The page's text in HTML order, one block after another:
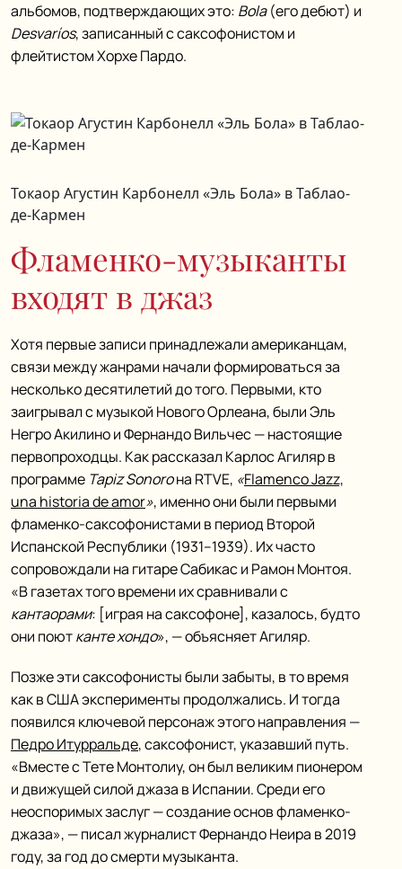
альбомов, подтверждающих это: Bola(его дебют) и
Desvaríos, записанный с саксофонистом и
флейтистом Хорхе Пардо.
Токаор Агустин Карбонелл «Эль Бола» в Таблао-
де-Кармен
Фламенко-музыканты
входят в джаз
Хотя первые записи принадлежали американцам,
связи между жанрами начали формироваться за
несколько десятилетий до того. Первыми, кто
заигрывал с музыкой Нового Орлеана, были Эль
Негро Акилино и Фернандо Вильчес — настоящие
первопроходцы. Как рассказал Карлос Агиляр в
программе Tapiz Sonoroна RTVE, «Flamenco Jazz,
una historia de amor», именно они были первыми
фламенко-саксофонистами в период Второй
Испанской Республики (1931–1939). Их часто
сопровождали на гитаре Сабикас и Рамон Монтоя.
«В газетах того времени их сравнивали с
кантаорами: [играя на саксофоне], казалось, будто
они поютканте хондо», — объясняет Агиляр.
Позже эти саксофонисты были забыты, в то время
как в США эксперименты продолжались. И тогда
появился ключевой персонаж этого направления —
Педро Итурральде, саксофонист, указавший путь.
«Вместе с Тете Монтолиу, он был великим пионером
и движущей силой джаза в Испании. Среди его
неоспоримых заслуг — создание основ фламенко-
джаза», — писал журналист Фернандо Неира в 2019
году, за год до смерти музыканта.